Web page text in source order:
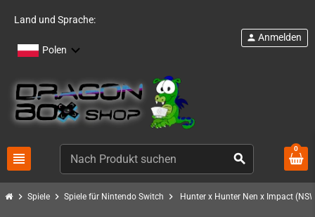
Land und Sprache:
Polen
view_headline search
person Anmelden
0
chevron_right Spiele chevron_right Spiele für Nintendo Switch chevron_right Hunter x Hunter Nen x Impact